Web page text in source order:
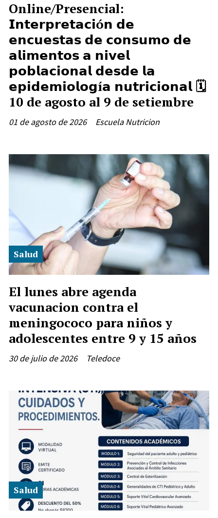
Online/Presencial:
𝗜𝗻𝘁𝗲𝗿𝗽𝗿𝗲𝘁𝗮𝗰𝗶ó𝗻 𝗱𝗲
𝗲𝗻𝗰𝘂𝗲𝘀𝘁𝗮𝘀 𝗱𝗲 𝗰𝗼𝗻𝘀𝘂𝗺𝗼 𝗱𝗲
𝗮𝗹𝗶𝗺𝗲𝗻𝘁𝗼𝘀 𝗮 𝗻𝗶𝘃𝗲𝗹
𝗽𝗼𝗯𝗹𝗮𝗰𝗶𝗼𝗻𝗮𝗹 𝗱𝗲𝘀𝗱𝗲 𝗹𝗮
𝗲𝗽𝗶𝗱𝗲𝗺𝗶𝗼𝗹𝗼𝗴í𝗮 𝗻𝘂𝘁𝗿𝗶𝗰𝗶𝗼𝗻𝗮𝗹 🗓️
10 de agosto al 9 de setiembre
Escuela Nutricion
01 de agosto de 2026
El lunes abre agenda
vacunacion contra el
meningococo para niños y
adolescentes entre 9 y 15 años
Teledoce
Salud
30 de julio de 2026
Salud